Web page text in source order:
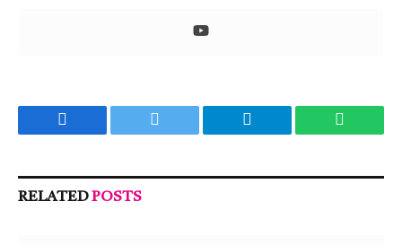
Facebook Twitter Telegram
RELATEDPOSTS